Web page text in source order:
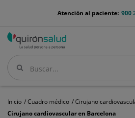
menu-
900
Atención al paciente:
Buscar
Buscar
Inicio Cuadro médico
Cirujano
Cirujano cardiovascular en Barcelona